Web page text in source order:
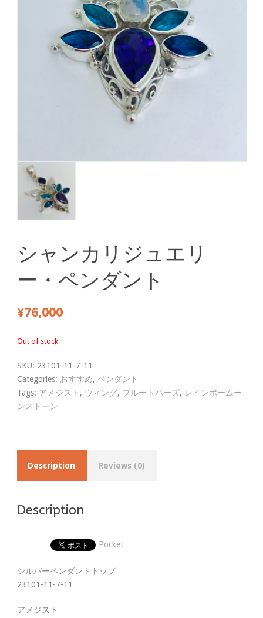
シャンカリジュエリ
ー・ペンダント
¥76,000
Out of stock
SKU: 23101-11-7-11
Categories: おすすめ, ペンダント
Tags: アメジスト , ウィング, ブルートパーズ, レインボームー
ンストーン
Description Reviews (0)
Description
Pocket
シルバーペンダントトップ
23101-11-7-11
アメジスト